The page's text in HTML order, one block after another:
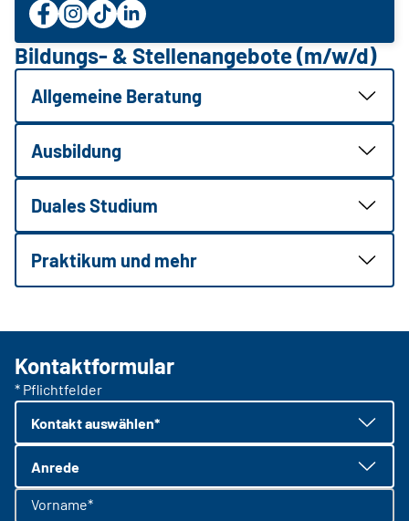
Bildungs- & Stellenangebote (m/w/d)
Allgemeine Beratung
Ausbildung
Duales Studium
Praktikum und mehr
Kontaktformular
* Pflichtfelder
Kontakt auswählen*
Anrede
Vorname*